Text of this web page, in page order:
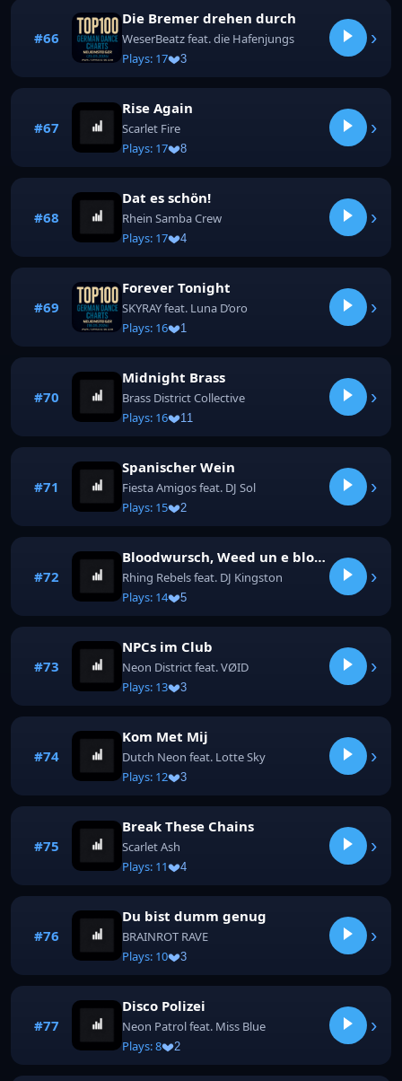
#66
Die Bremer drehen durch
WeserBeatz feat. die Hafenjungs
Plays: 17
3
›
#67
Rise Again
Scarlet Fire
Plays: 17
8
›
#68
Dat es schön!
Rhein Samba Crew
Plays: 17
4
›
#69
Forever Tonight
SKYRAY feat. Luna D’oro
Plays: 16
1
›
#70
Midnight Brass
Brass District Collective
Plays: 16
11
›
#71
Spanischer Wein
Fiesta Amigos feat. DJ Sol
Plays: 15
2
›
#72
Bloodwursch, Weed un e blond Mädche
Rhing Rebels feat. DJ Kingston
Plays: 14
5
›
#73
NPCs im Club
Neon District feat. VØID
Plays: 13
3
›
#74
Kom Met Mij
Dutch Neon feat. Lotte Sky
Plays: 12
3
›
#75
Break These Chains
Scarlet Ash
Plays: 11
4
›
#76
Du bist dumm genug
BRAINROT RAVE
Plays: 10
3
›
#77
Disco Polizei
Neon Patrol feat. Miss Blue
Plays: 8
2
›